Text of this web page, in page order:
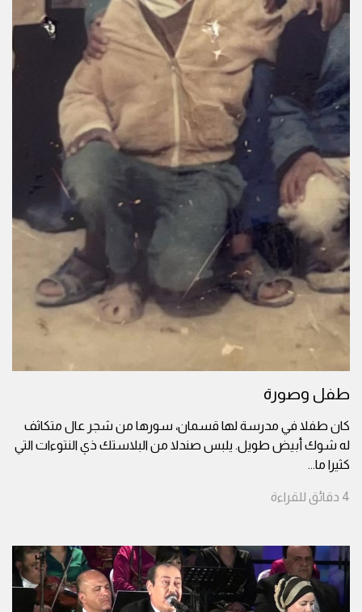
طفل وصورة
كان طفلا في مدرسة لها قسمان، سورها من شجر عال متكاثف
له شوك أبيض طويل. يلبس صندلا من البلاستك ذي النتوءات التي
كثيرا ما...
4 دقائق للقراءة